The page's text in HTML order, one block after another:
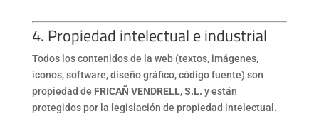
4. Propiedad intelectual e industrial
Todos los contenidos de la web (textos, imágenes,
iconos, software, diseño gráfico, código fuente) son
propiedad de FRICAÑ VENDRELL, S.L. y están
protegidos por la legislación de propiedad intelectual.